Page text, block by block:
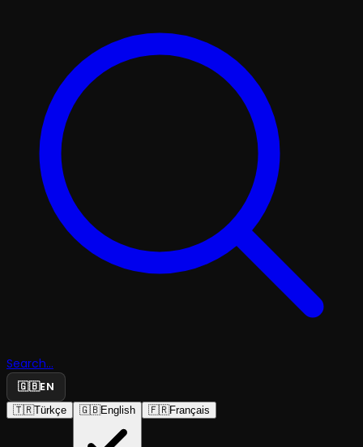
Search...
🇬🇧EN
🇹🇷Türkçe 🇬🇧English 🇫🇷Français